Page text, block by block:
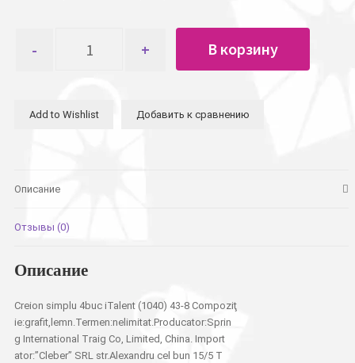
товара
iTalent
В корзину
Add to Wishlist Добавить к сравнению
Описание
Отзывы (0)
Описание
Creion simplu 4buc iTalent (1040) 43-8 Compoziţ
ie:grafit,lemn.Termen:nelimitat.Producator:Sprin
g International Traig Co, Limited, China. Import
ator:”Cleber” SRL str.Alexandru cel bun 15/5 T